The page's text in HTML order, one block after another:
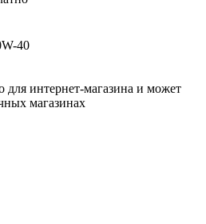
40
для интернет-магазина и может
магазинах